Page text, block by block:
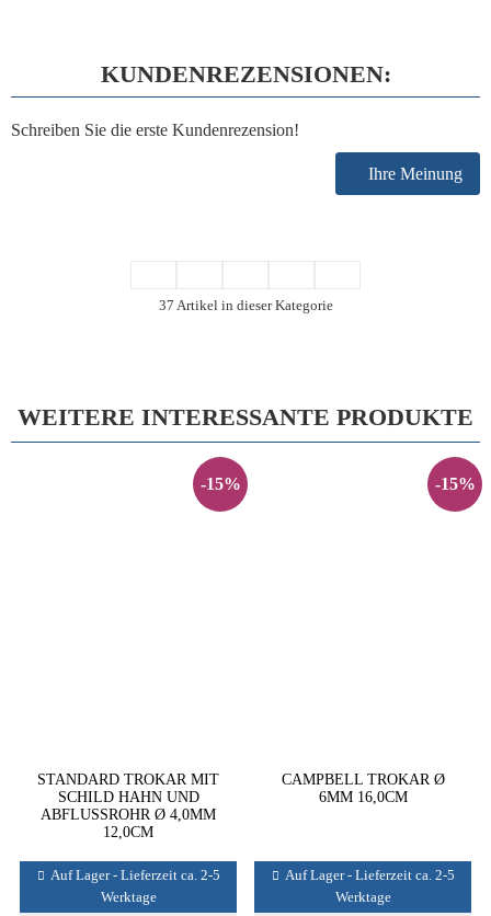
KUNDENREZENSIONEN:
Schreiben Sie die erste Kundenrezension!
Ihre Meinung
37 Artikel in dieser Kategorie
WEITERE INTERESSANTE PRODUKTE
-15%
STANDARD TROKAR MIT
SCHILD HAHN UND
ABFLUSSROHR Ø 4,0MM
12,0CM
Auf Lager - Lieferzeit ca. 2-5
Werktage
-15%
CAMPBELL TROKAR Ø
6MM 16,0CM
Auf Lager - Lieferzeit ca. 2-5
Werktage